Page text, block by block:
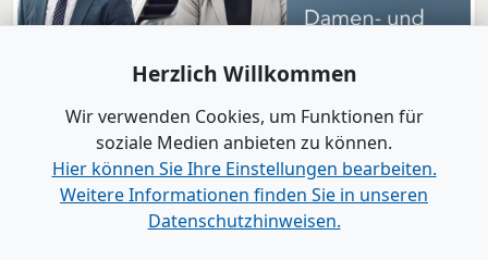
www.B2B-Wirtschaft.de
Herzlich Willkommen
Wir verwenden Cookies, um Funktionen für
soziale Medien anbieten zu können.
Hier können Sie Ihre Einstellungen bearbeiten.
Weitere Informationen finden Sie in unseren
Datenschutzhinweisen.